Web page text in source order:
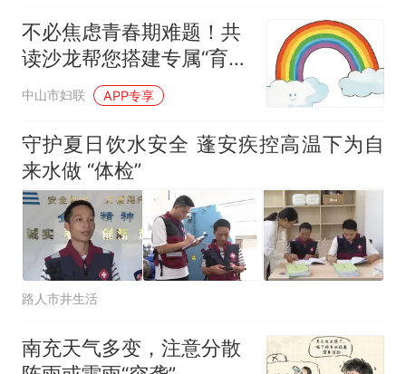
不必焦虑青春期难题！共
读沙龙帮您搭建专属“育儿
脚手架”→
中山市妇联 APP专享
守护夏日饮水安全 蓬安疾控高温下为自
来水做 “体检”
路人市井生活
南充天气多变，注意分散